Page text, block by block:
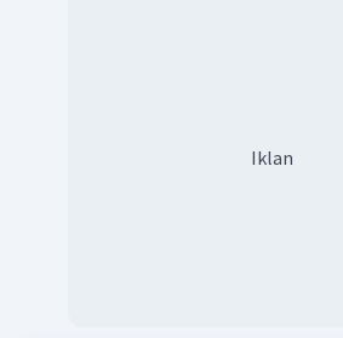
Iklan